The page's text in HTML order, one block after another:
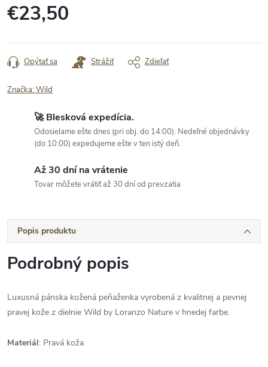
€23,50
cena:
Opýtať sa Strážiť Zdieľať
Značka:Wild
🚀 Blesková expedícia.
Odosielame ešte dnes (pri obj. do 14:00). Nedeľné objednávky
(do 10:00) expedujeme ešte v ten istý deň.
Až 30 dní na vrátenie
Tovar môžete vrátiť až 30 dní od prevzatia
Popis produktu
Podrobný popis
Luxusná pánska kožená peňaženka vyrobená z kvalitnej a pevnej
pravej kože z dielnie Wild by Loranzo Nature v hnedej farbe.
Materiál: Pravá koža